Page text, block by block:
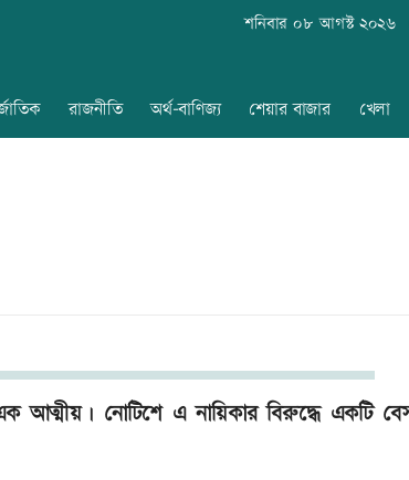
শনিবার ০৮ আগস্ট ২০২৬
রাজনীতি অর্থ-বাণিজ্য শেয়ার বাজার খেলা
আত্মীয়। নোটিশে এ নায়িকার বিরুদ্ধে একটি